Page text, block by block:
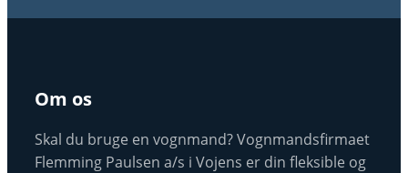
Om os
Skal du bruge en vognmand? Vognmandsfirmaet
Flemming Paulsen a/s i Vojens er din fleksible og